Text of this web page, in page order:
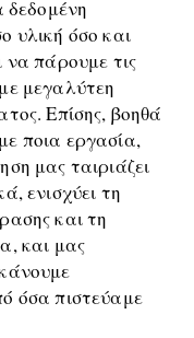
δεδομένη
υλική όσο και
να πάρουμε τις
μεγαλύτεη
Επίσης, βοηθά
ποια εργασία,
μας ταιριάζει
ενισχύει τη
και τη
και μας
όσα πιστεύαμε